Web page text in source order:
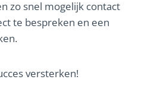
zo snel mogelijk contact
te bespreken en een
versterken!